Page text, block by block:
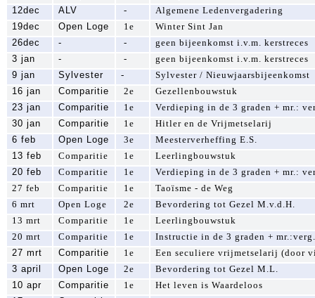
12dec
ALV -
Algemene Ledenvergadering
19dec
Open Loge 1e
Winter Sint Jan
26dec
- -
geen bijeenkomst i.v.m. kerstreces
3 jan
- -
geen bijeenkomst i.v.m. kerstreces
9 jan
Sylvester -
Sylvester / Nieuwjaarsbijeenkomst
16 jan
Comparitie 2e
Gezellenbouwstuk
23 jan
Comparitie 1e
Verdieping in de 3 graden + mr.:
30 jan
Comparitie 1e
Hitler en de Vrijmetselarij
6 feb
Open Loge 3e
Meesterverheffing E.S.
13 feb
Comparitie 1e
Leerlingbouwstuk
20 feb
Comparitie 1e
Verdieping in de 3 graden + mr.:
27 feb
Comparitie 1e
Taoïsme - de Weg
6 mrt
Open Loge 2e
Bevordering tot Gezel M.v.d.H.
13 mrt
Comparitie 1e
Leerlingbouwstuk
20 mrt
Comparitie 1e
Instructie in de 3 graden +
27 mrt
Comparitie 1e
Een seculiere vrijmetselarij (door
3 april
Open Loge 2e
Bevordering tot Gezel M.L.
10 apr
Comparitie 1e
Het leven is Waardeloos